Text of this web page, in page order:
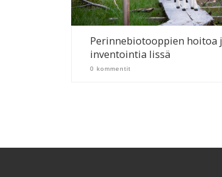
Perinnebiotooppien hoitoa
inventointia Iissä
0 kommentit